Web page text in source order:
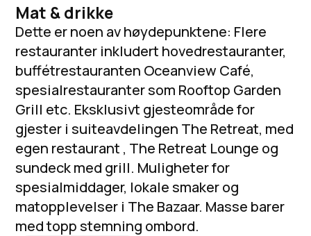
Mat & drikke
Dette er noen av høydepunktene: Flere
restauranter inkludert hovedrestauranter,
buffétrestauranten Oceanview Café,
spesialrestauranter som Rooftop Garden
Grill etc. Eksklusivt gjesteområde for
gjester i suiteavdelingen The Retreat, med
egen restaurant , The Retreat Lounge og
sundeck med grill. Muligheter for
spesialmiddager, lokale smaker og
matopplevelser i The Bazaar. Masse barer
med topp stemning ombord.